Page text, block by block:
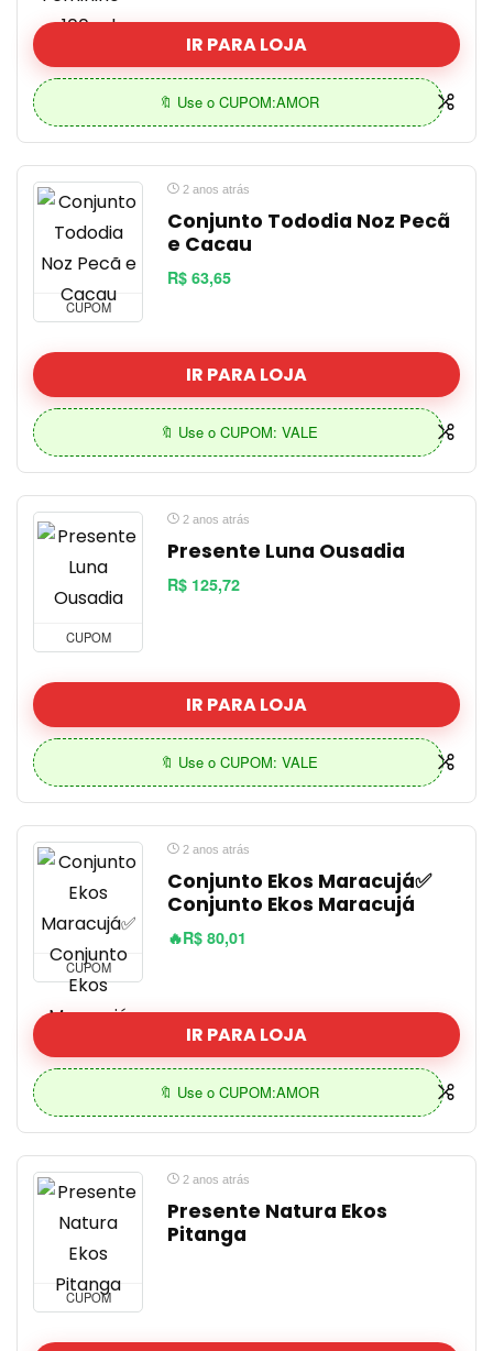
IR PARA LOJA
🔖 Use o CUPOM:AMOR
CUPOM
2 anos atrás
Conjunto Tododia Noz Pecã
e Cacau
R$ 63,65
IR PARA LOJA
🔖 Use o CUPOM: VALE
CUPOM
2 anos atrás
Presente Luna Ousadia
R$ 125,72
IR PARA LOJA
🔖 Use o CUPOM: VALE
CUPOM
2 anos atrás
Conjunto Ekos Maracujá✅
Conjunto Ekos Maracujá
🔥R$ 80,01
IR PARA LOJA
🔖 Use o CUPOM:AMOR
CUPOM
2 anos atrás
Presente Natura Ekos
Pitanga